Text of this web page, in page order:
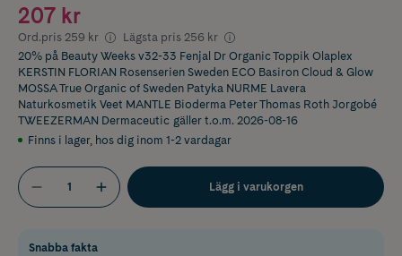
207 kr
Ord.pris 259 kr Lägsta pris 256 kr
20% på Beauty Weeks v32-33 Fenjal Dr Organic Toppik Olaplex
KERSTIN FLORIAN Rosenserien Sweden ECO Basiron Cloud & Glow
MOSSA True Organic of Sweden Patyka NURME Lavera
Naturkosmetik Veet MANTLE Bioderma Peter Thomas Roth Jorgobé
TWEEZERMAN Dermaceutic gäller t.o.m. 2026-08-16
Finns i lager, hos dig inom 1-2 vardagar
Lägg i varukorgen
Snabba fakta